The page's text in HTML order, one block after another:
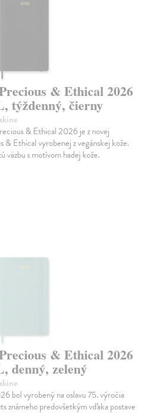
& Ethical 2026
týždenný, čierny
& Ethical 2026 je z novej
Ethical vyrobenej z vegánskej kože.
väzbu s motívom hadej kože.
& Ethical 2026
denný, zelený
bol vyrobený na oslavu 75. výročia
známeho predovšetkým vďaka postave